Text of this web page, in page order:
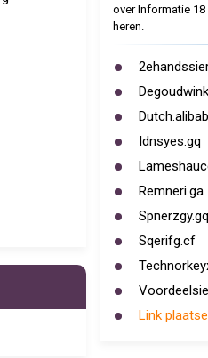
over Informatie
heren.
Idnsyes.gq
Remneri.ga
Spnerzgy.gq
Sqerifg.cf
Link